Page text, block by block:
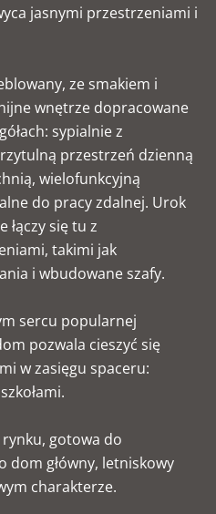
jasnymi przestrzeniami i
ze smakiem i
wnętrze dopracowane
sypialnie z
przestrzeń dzienną
wielofunkcyjną
do pracy zdalnej. Urok
łączy się tu z
takimi jak
i wbudowane szafy.
sercu popularnej
pozwala cieszyć się
w zasięgu spaceru:
gotowa do
dom główny, letniskowy
charakterze.